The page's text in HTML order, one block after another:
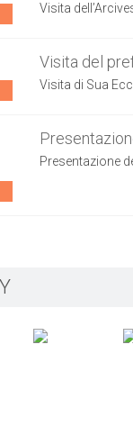
Visita
Visita del
Visita di Sua
Presentazione